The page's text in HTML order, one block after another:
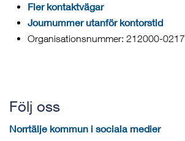
Fler kontaktvägar
Journummer utanför kontorstid
Organisationsnummer: 212000-0217
Följ oss
Norrtälje kommun i sociala medier